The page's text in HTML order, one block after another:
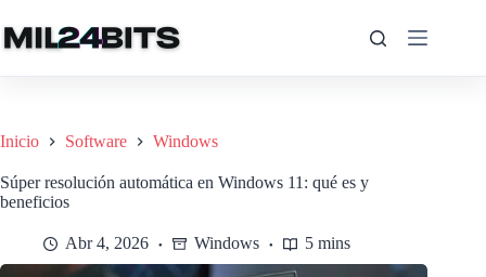
al
contenido
Inicio Software Windows
Súper resolución automática en Windows 11: qué es y
beneficios
Abr 4, 2026 Windows 5 mins